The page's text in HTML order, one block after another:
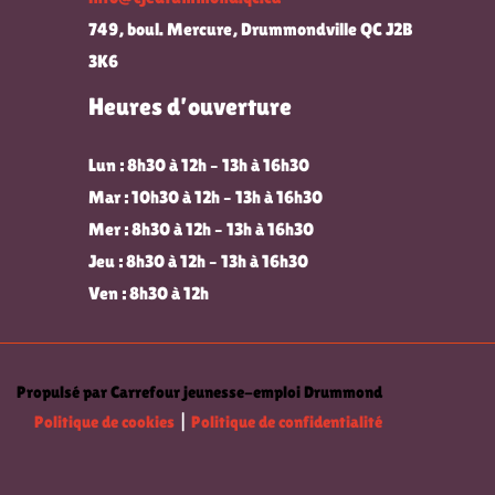
749, boul. Mercure, Drummondville QC J2B
3K6
Heures d’ouverture
Lun : 8h30 à 12h – 13h à 16h30
Mar : 10h30 à 12h – 13h à 16h30
Mer : 8h30 à 12h – 13h à 16h30
Jeu : 8h30 à 12h – 13h à 16h30
Ven : 8h30 à 12h
Propulsé par Carrefour jeunesse-emploi Drummond
Politique de cookies
Politique de confidentialité